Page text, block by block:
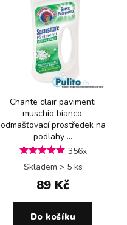
Chante clair pavimenti
muschio bianco,
odmašťovací prostředek na
podlahy ...
356x
Skladem > 5 ks
89 Kč
Do košíku